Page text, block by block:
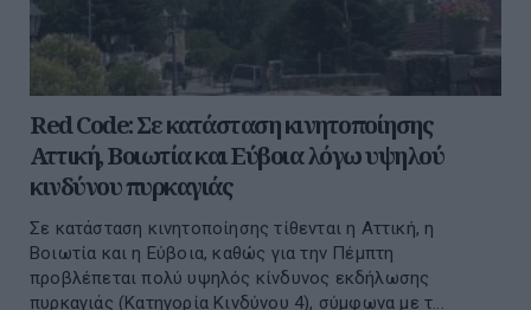
Red Code: Σε κατάσταση κινητοποίησης
Αττική, Βοιωτία και Εύβοια λόγω υψηλού
κινδύνου πυρκαγιάς
Σε κατάσταση κινητοποίησης τίθενται η Αττική, η
Βοιωτία και η Εύβοια, καθώς για την Πέμπτη
προβλέπεται πολύ υψηλός κίνδυνος εκδήλωσης
πυρκαγιάς (Κατηγορία Κινδύνου 4), σύμφωνα με τ...